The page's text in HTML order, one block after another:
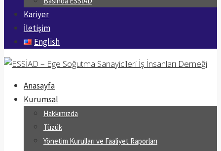
Kariyer
İletişim
English
Anasayfa
Kurumsal
Hakkımızda
Tüzük
Yönetim Kurulları ve Faaliyet Raporları